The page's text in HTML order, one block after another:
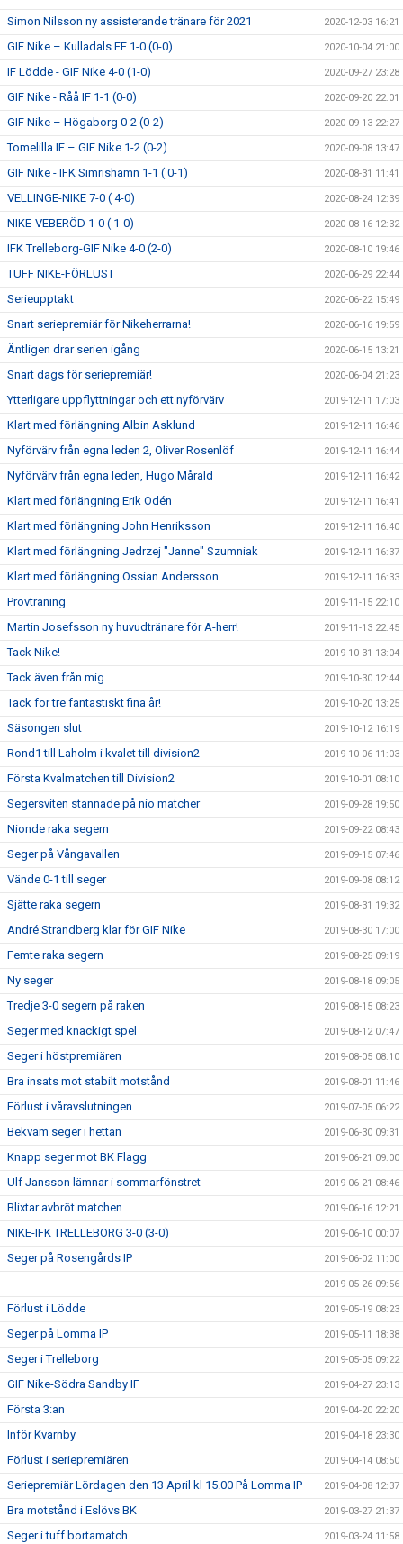
Simon Nilsson ny assisterande tränare för 2021 2020-12-03 16:21
GIF Nike – Kulladals FF 1-0 (0-0) 2020-10-04 21:00
IF Lödde - GIF Nike 4-0 (1-0) 2020-09-27 23:28
GIF Nike - Råå IF 1-1 (0-0) 2020-09-20 22:01
GIF Nike – Högaborg 0-2 (0-2) 2020-09-13 22:27
Tomelilla IF – GIF Nike 1-2 (0-2) 2020-09-08 13:47
GIF Nike - IFK Simrishamn 1-1 ( 0-1) 2020-08-31 11:41
VELLINGE-NIKE 7-0 ( 4-0) 2020-08-24 12:39
NIKE-VEBERÖD 1-0 ( 1-0) 2020-08-16 12:32
IFK Trelleborg-GIF Nike 4-0 (2-0) 2020-08-10 19:46
TUFF NIKE-FÖRLUST 2020-06-29 22:44
Serieupptakt 2020-06-22 15:49
Snart seriepremiär för Nikeherrarna! 2020-06-16 19:59
Äntligen drar serien igång 2020-06-15 13:21
Snart dags för seriepremiär! 2020-06-04 21:23
Ytterligare uppflyttningar och ett nyförvärv 2019-12-11 17:03
Klart med förlängning Albin Asklund 2019-12-11 16:46
Nyförvärv från egna leden 2, Oliver Rosenlöf 2019-12-11 16:44
Nyförvärv från egna leden, Hugo Mårald 2019-12-11 16:42
Klart med förlängning Erik Odén 2019-12-11 16:41
Klart med förlängning John Henriksson 2019-12-11 16:40
Klart med förlängning Jedrzej "Janne" Szumniak 2019-12-11 16:37
Klart med förlängning Ossian Andersson 2019-12-11 16:33
Provträning 2019-11-15 22:10
Martin Josefsson ny huvudtränare för A-herr! 2019-11-13 22:45
Tack Nike! 2019-10-31 13:04
Tack även från mig 2019-10-30 12:44
Tack för tre fantastiskt fina år! 2019-10-20 13:25
Säsongen slut 2019-10-12 16:19
Rond1 till Laholm i kvalet till division2 2019-10-06 11:03
Första Kvalmatchen till Division2 2019-10-01 08:10
Segersviten stannade på nio matcher 2019-09-28 19:50
Nionde raka segern 2019-09-22 08:43
Seger på Vångavallen 2019-09-15 07:46
Vände 0-1 till seger 2019-09-08 08:12
Sjätte raka segern 2019-08-31 19:32
André Strandberg klar för GIF Nike 2019-08-30 17:00
Femte raka segern 2019-08-25 09:19
Ny seger 2019-08-18 09:05
Tredje 3-0 segern på raken 2019-08-15 08:23
Seger med knackigt spel 2019-08-12 07:47
Seger i höstpremiären 2019-08-05 08:10
Bra insats mot stabilt motstånd 2019-08-01 11:46
Förlust i våravslutningen 2019-07-05 06:22
Bekväm seger i hettan 2019-06-30 09:31
Knapp seger mot BK Flagg 2019-06-21 09:00
Ulf Jansson lämnar i sommarfönstret 2019-06-21 08:46
Blixtar avbröt matchen 2019-06-16 12:21
NIKE-IFK TRELLEBORG 3-0 (3-0) 2019-06-10 00:07
Seger på Rosengårds IP 2019-06-02 11:00
2019-05-26 09:56
Förlust i Lödde 2019-05-19 08:23
Seger på Lomma IP 2019-05-11 18:38
Seger i Trelleborg 2019-05-05 09:22
GIF Nike-Södra Sandby IF 2019-04-27 23:13
Första 3:an 2019-04-20 22:20
Inför Kvarnby 2019-04-18 23:30
Förlust i seriepremiären 2019-04-14 08:50
Seriepremiär Lördagen den 13 April kl 15.00 På Lomma IP 2019-04-08 12:37
Bra motstånd i Eslövs BK 2019-03-27 21:37
Seger i tuff bortamatch 2019-03-24 11:58